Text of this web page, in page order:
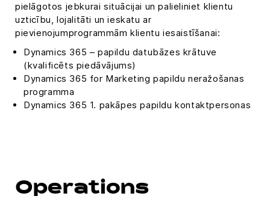
pielāgotos jebkurai situācijai un palieliniet klientu
uzticību, lojalitāti un ieskatu ar
pievienojumprogrammām klientu iesaistīšanai:
Dynamics 365 – papildu datubāzes krātuve
(kvalificēts piedāvājums)
Dynamics 365 for Marketing papildu neražošanas
programma
Dynamics 365 1. pakāpes papildu kontaktpersonas
Operations